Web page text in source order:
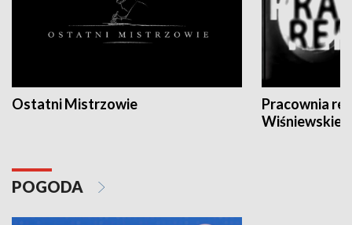
Ostatni Mistrzowie
Pracownia
POGODA